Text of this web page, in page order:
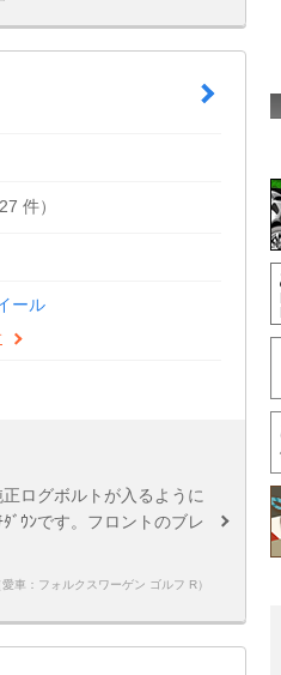
件）
ール
ログボルトが入るように
ﾞｳﾝです。フロントのブレ
愛車：フォルクスワーゲン ゴルフ R）